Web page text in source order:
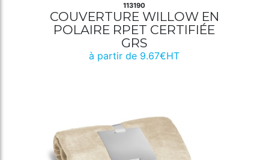
113190
COUVERTURE WILLOW EN
POLAIRE RPET CERTIFIÉE
GRS
à partir de 9.67€HT